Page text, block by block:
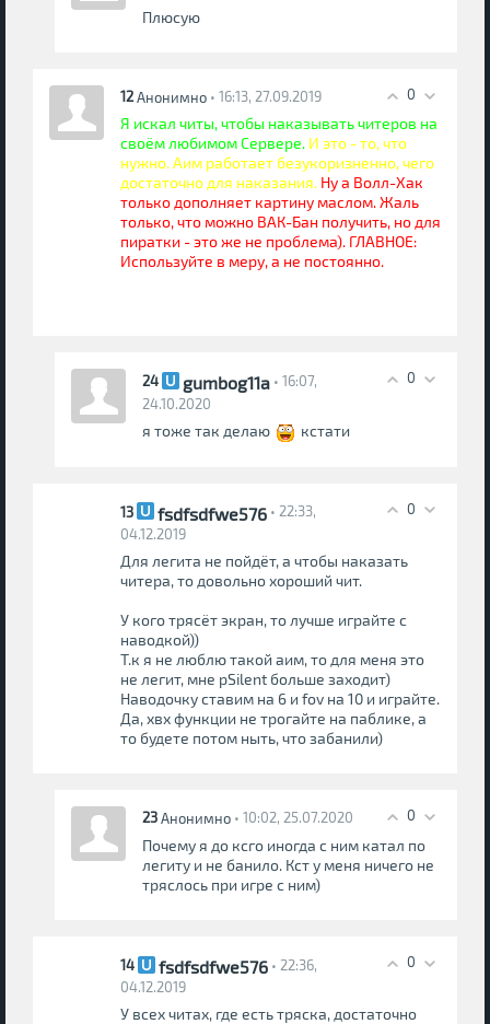
Плюсую
0
12Анонимно • 16:13, 27.09.2019
Я искал читы, чтобы наказывать читеров на
своём любимом Сервере. И это - то, что
нужно. Аим работает безукоризненно, чего
достаточно для наказания. Ну а Волл-Хак
только дополняет картину маслом. Жаль
только, что можно ВАК-Бан получить, но для
пиратки - это же не проблема). ГЛАВНОЕ:
Используйте в меру, а не постоянно.
0
24 gumbog11a • 16:07,
24.10.2020
я тоже так делаю кстати
0
13 fsdfsdfwe576 • 22:33,
04.12.2019
Для легита не пойдёт, а чтобы наказать
читера, то довольно хороший чит.
У кого трясёт экран, то лучше играйте с
наводкой))
Т.к я не люблю такой аим, то для меня это
не легит, мне pSilent больше заходит)
Наводочку ставим на 6 и fov на 10 и играйте.
Да, хвх функции не трогайте на паблике, а
то будете потом ныть, что забанили)
0
23Анонимно • 10:02, 25.07.2020
Почему я до ксго иногда с ним катал по
легиту и не банило. Кст у меня ничего не
тряслось при игре с ним)
0
14 fsdfsdfwe576 • 22:36,
04.12.2019
У всех читах, где есть тряска, достаточно